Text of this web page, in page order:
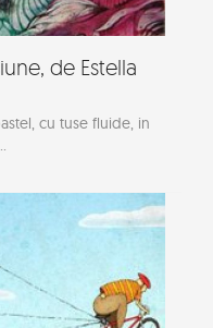
de Estella
cu tuse fluide, in